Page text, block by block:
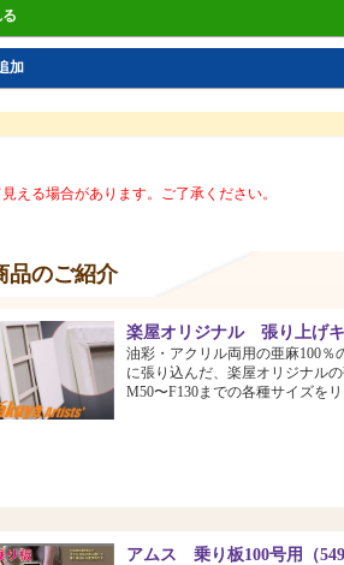
加
える場合があります。ご了承ください。
品のご紹介
楽屋オリジナル 張り上げ
油彩・アクリル両用の亜麻100
に張り込んだ、楽屋オリジナル
M50〜F130までの各種サイズを
アムス 乗り板100号用（